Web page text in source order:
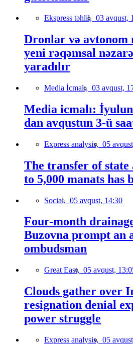
Ekspress təhlil, 03 avqust,
Dronlar və avtonom
yeni rəqəmsal
yaradılır
Media İcmalı, 03 avqust,
Media icmalı:
dan avqustun 3-ü
Express analysis, 05
The transfer of state
to 5,000 manats has
Social, 05 avqust, 14:30
Four-month
Buzovna prompt an
ombudsman
Great East, 05 avqust,
Clouds gather over
resignation denial
power struggle
Express analysis, 05